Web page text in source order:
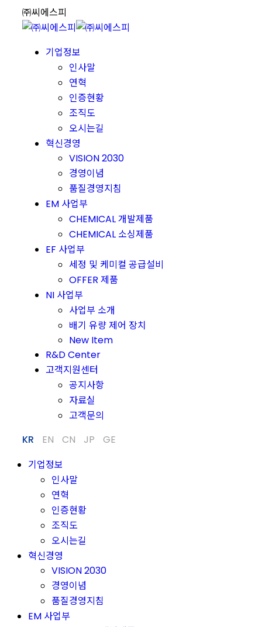
Skip㈜씨에스피
기업정보
인사말
연혁
인증현황
조직도
오시는길
혁신경영
VISION 2030
경영이념
품질경영지침
EM 사업부
CHEMICAL 개발제품
CHEMICAL 소싱제품
EF 사업부
세정 및 케미컬 공급설비
OFFER 제품
NI 사업부
사업부 소개
배기 유량 제어 장치
New Item
R&D Center
고객지원센터
공지사항
자료실
고객문의
KR
EN CN JP
GE
기업정보
인사말
연혁
인증현황
조직도
오시는길
혁신경영
VISION 2030
경영이념
품질경영지침
EM 사업부